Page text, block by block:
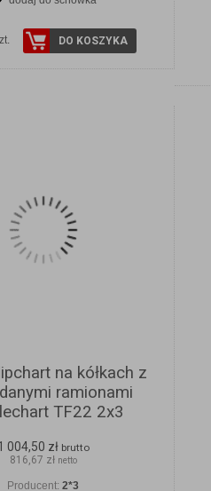
DO KOSZYKA
SZCZEGÓŁY
na kółkach z
ramionami
TF22 2x3
004,50 zł brutto
816,67 zł netto
Producent:2*3